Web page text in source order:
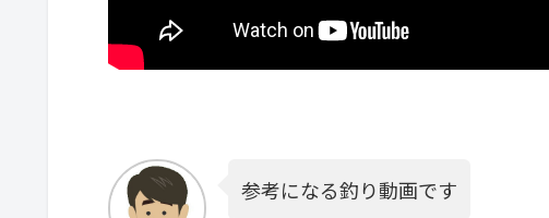
参考になる釣り動画です